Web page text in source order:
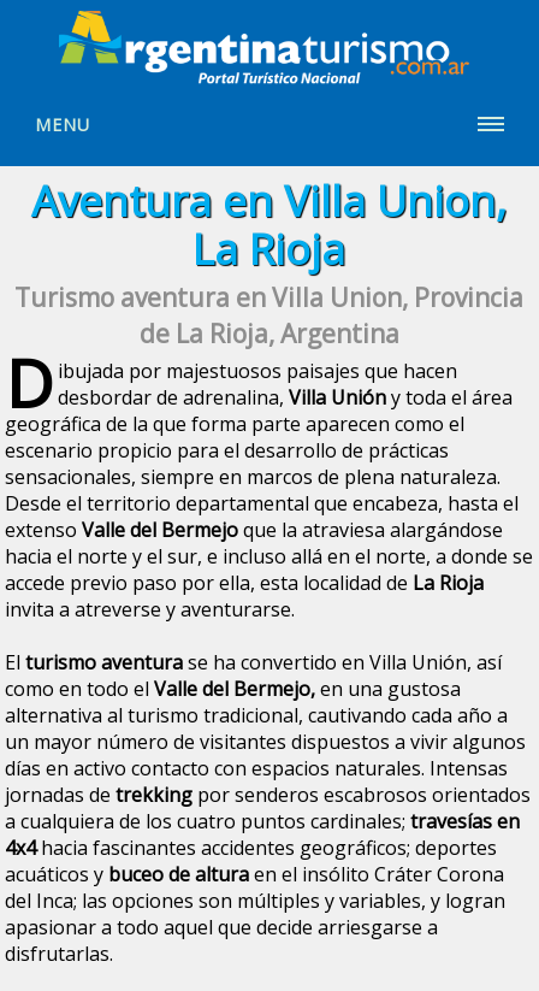
MENU
Aventura en Villa Union,
La Rioja
Turismo aventura en Villa Union, Provincia
de La Rioja, Argentina
D ibujada por majestuosos paisajes que hacen
desbordar de adrenalina,Villa Unióny toda el área
geográfica de la que forma parte aparecen como el
escenario propicio para el desarrollo de prácticas
sensacionales, siempre en marcos de plena naturaleza.
Desde el territorio departamental que encabeza, hasta el
extensoValle del Bermejoque la atraviesa alargándose
hacia el norte y el sur, e incluso allá en el norte, a donde se
accede previo paso por ella, esta localidad de La Rioja
invita a atreverse y aventurarse.
Elturismo aventurase ha convertido en Villa Unión, así
como en todo elValle del Bermejo,en una gustosa
alternativa al turismo tradicional, cautivando cada año a
un mayor número de visitantes dispuestos a vivir algunos
días en activo contacto con espacios naturales. Intensas
jornadas detrekking por senderos escabrosos orientados
a cualquiera de los cuatro puntos cardinales;travesías en
4x4hacia fascinantes accidentes geográficos; deportes
acuáticos y buceo de alturaen el insólito Cráter Corona
del Inca; las opciones son múltiples y variables, y logran
apasionar a todo aquel que decide arriesgarse a
disfrutarlas.